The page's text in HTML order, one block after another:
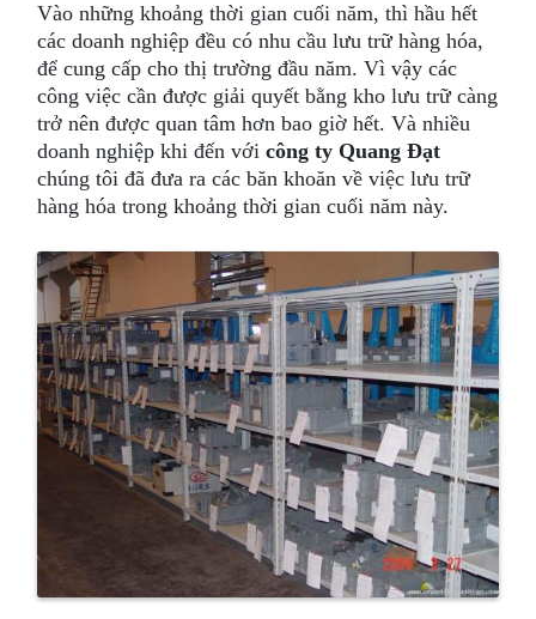
Vào những khoảng thời gian cuối năm, thì hầu hết
các doanh nghiệp đều có nhu cầu lưu trữ hàng hóa,
để cung cấp cho thị trường đầu năm. Vì vậy các
công việc cần được giải quyết bằng kho lưu trữ càng
trở nên được quan tâm hơn bao giờ hết. Và nhiều
doanh nghiệp khi đến vớicông ty Quang Đạt
chúng tôi đã đưa ra các băn khoăn về việc lưu trữ
hàng hóa trong khoảng thời gian cuối năm này.